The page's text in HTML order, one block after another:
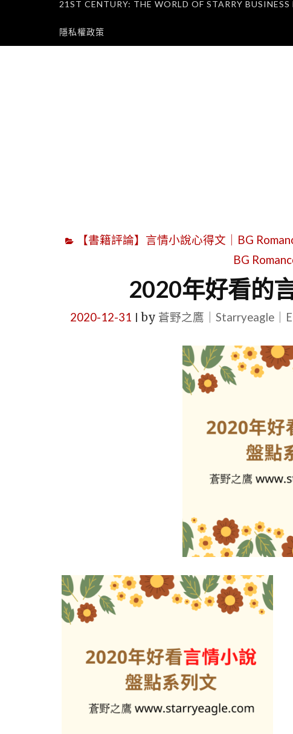
21ST CENTURY: THE WORLD OF STARRY
隱私權政策
【書籍評論】言情小說心得文｜BG
BG
2020年好看的
2020-12-31 by 蒼野之鷹｜Starryeagle｜